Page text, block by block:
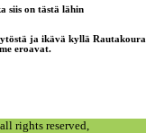
siis on tästä lähin
ja ikävä kyllä Rautakoura
eroavat.
rights reserved,